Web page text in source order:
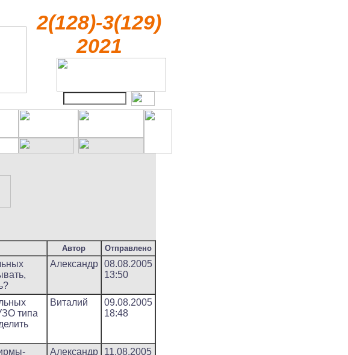
2(128)-3(129)
2021
Автор Отправлено
Александр
08.08.2005
13:50
типа
Виталий
09.08.2005
18:48
Александр
11.08.2005